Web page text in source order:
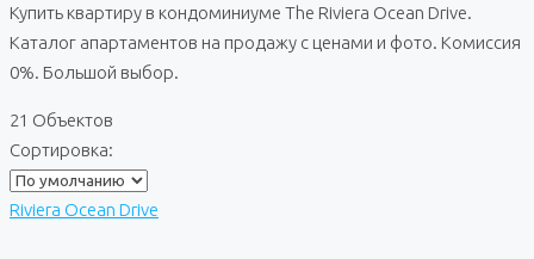
Купить квартиру в кондоминиуме The Riviera Ocean Drive.
Каталог апартаментов на продажу с ценами и фото. Комиссия
0%. Большой выбор.
21 Объектов
Сортировка:
Riviera Ocean Drive